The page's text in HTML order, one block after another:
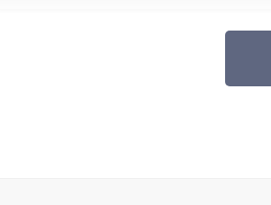
緊急救援の時代
東ティモール豪雨緊急支援